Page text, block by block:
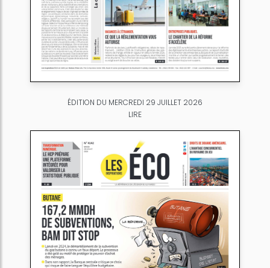
ÉDITION DU MERCREDI 29 JUILLET 2026
LIRE